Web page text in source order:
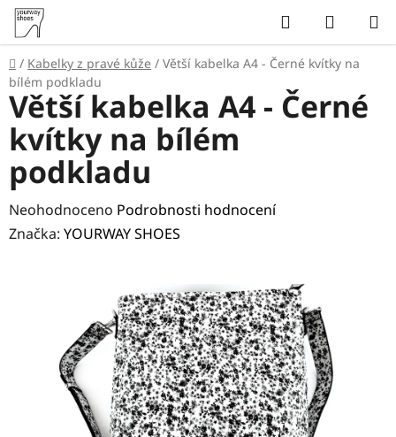
Přejít
obsah
Hledat
KOŠÍK
Domů
/ Kabelky z pravé kůže / Větší kabelka A4 - Černé kvítky na
bílém podkladu
Větší kabelka A4 - Černé
kvítky na bílém
podkladu
Průměrné
hodnocení
hvězdiček.
Neohodnoceno Podrobnosti hodnocení
Značka: YOURWAY SHOES